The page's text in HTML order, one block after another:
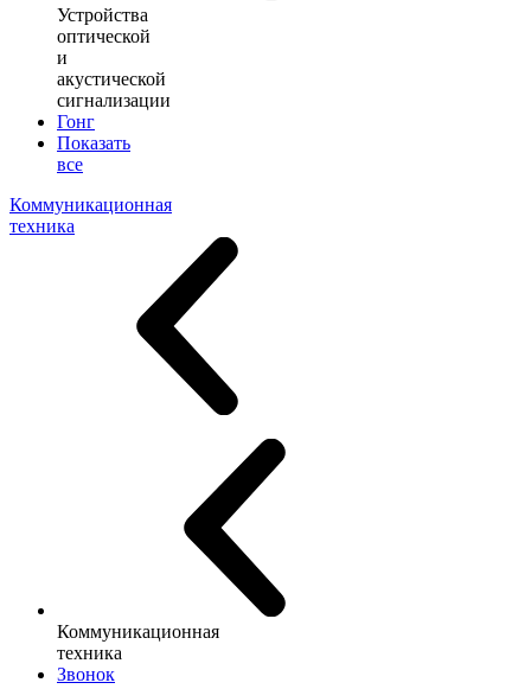
Устройства
оптической
и
акустической
сигнализации
Гонг
Показать
все
Коммуникационная
техника
Коммуникационная
техника
Звонок